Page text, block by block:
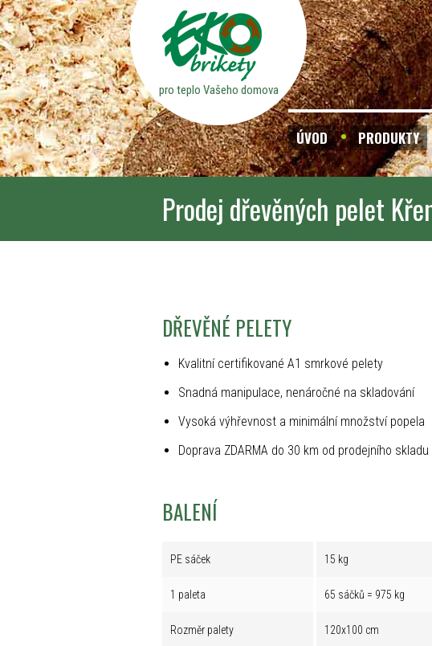
pro teplo Vašeho domova
ÚVOD PRODUKTY
Prodej dřevěných pelet
DŘEVĚNÉ PELETY
Kvalitní certifikované A1 smrkové pelety
Snadná manipulace, nenáročné na skladování
Vysoká výhřevnost a minimální množství popela
Doprava ZDARMA do 30 km od prodejního skladu
BALENÍ
PE sáček 15 kg
1 paleta 65 sáčků = 975 kg
Rozměr palety 120x100 cm